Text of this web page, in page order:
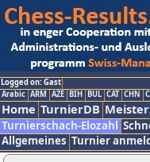
Logged on: Gast
Arabic ARM AZE BIH BUL CAT CHN
Home TurnierDB
Turnierschach-Elozahl
Allgemeines Turnier